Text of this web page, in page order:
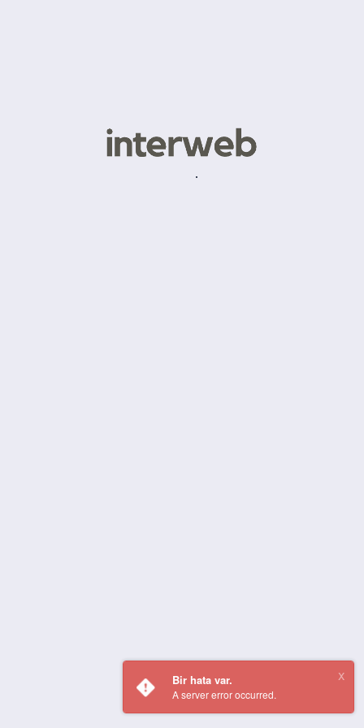
Bir hata var.
A server error occurred.